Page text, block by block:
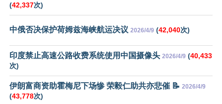
(42,337次)
中俄否决保护荷姆兹海峡航运决议 2026/4/9 (42,040次)
印度禁止高速公路收费系统使用中国摄像头 2026/4/9 (40,433
次)
伊朗富商资助霍梅尼下场惨 荣毅仁助共亦悲催 📝 2026/4/9
(43,778次)